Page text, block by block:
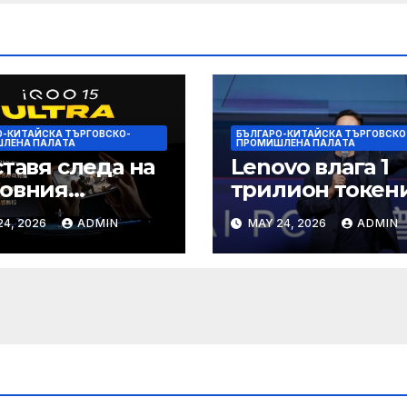
КИТАЙСКА ТЪРГОВСКО-
ПАЛAТА
следа на
пазар
2026 ADMIN
БЪЛГАРО-КИТАЙСКА
ПРОМИШЛЕНА ПАЛAТА
Lenovo влага 1
трилион
изчислителна
мощност в AI
екосистемата
MAY 24, 2026 ADMIN